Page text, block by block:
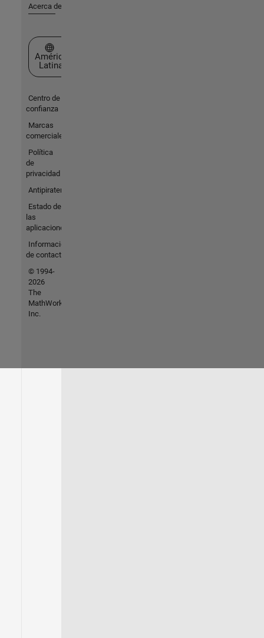
Acerca de MathWorks
Seleccione un país/idioma
América
Latina
Centro de
confianza
Marcas
comerciales
Política
de
privacidad
Antipiratería
Estado de
las
aplicaciones
Información
de contacto
© 1994-
2026
The
MathWorks,
Inc.